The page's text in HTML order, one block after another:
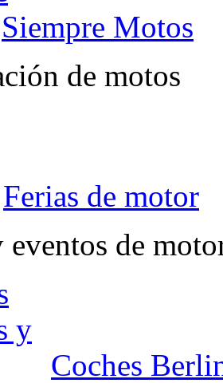
Siempre Motos
de motos
Ferias de motor
eventos de
Coches